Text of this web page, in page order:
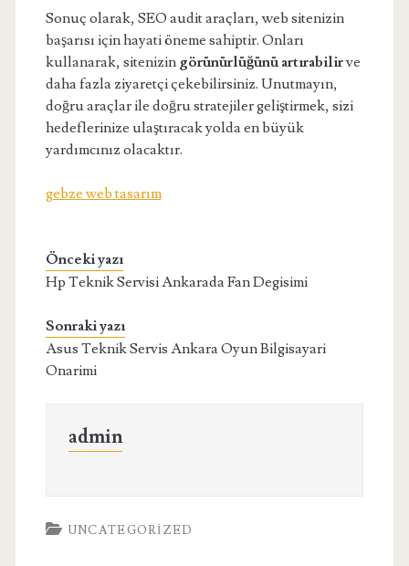
Sonuç olarak, SEO audit araçları, web sitenizin
başarısı için hayati öneme sahiptir. Onları
kullanarak, sitenizin görünürlüğünü artırabilirve
daha fazla ziyaretçi çekebilirsiniz. Unutmayın,
doğru araçlar ile doğru stratejiler geliştirmek, sizi
hedeflerinize ulaştıracak yolda en büyük
yardımcınız olacaktır.
gebze web tasarım
Önceki yazı
Hp Teknik Servisi Ankarada Fan Degisimi
Sonraki yazı
Asus Teknik Servis Ankara Oyun Bilgisayari
Onarimi
admin
UNCATEGORIZED